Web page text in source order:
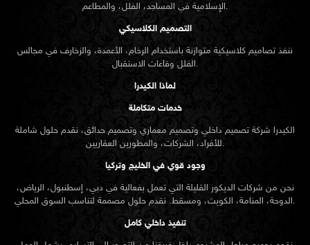
الإسلامية في المساجد، الفلل، والمطاعم.
التصميم الكلاسيكي
ننفذ تصاميم كلاسيكية متوازنة باستخدام الرخام، الأعمدة، والزخارف في مجالس
الفلل وقاعات الاستقبال.
لماذا الكيدرا
خدمات متكاملة
الكيدرا شركة تصميم داخلي وتصميم معماري وتصميم حدائق، نقدم حلول شاملة
للأفراد، الشركات، والمطورين العقاريين.
وجود قوي في الخليج وتركيا
نحن من شركات الديكور القليلة التي تعمل بفعالية في دبي، إسطنبول، الرياض،
الدوحة، المنامة، الكويت، ومسقط. نقدم حلول مصممة لتناسب السوق المحلي.
تنفيذ داخلي كامل